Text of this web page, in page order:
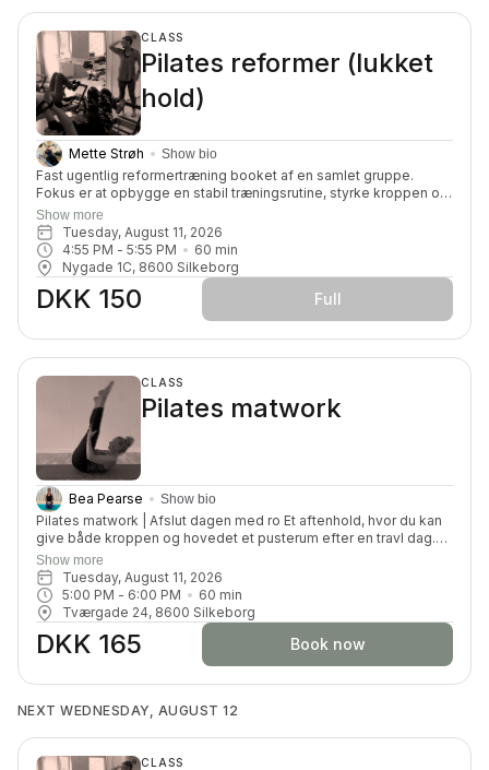
CLASS
Pilates reformer (lukket
hold)
Mette Strøh Show bio
Fast ugentlig reformertræning booket af en samlet gruppe.
Fokus er at opbygge en stabil træningsrutine, styrke kroppen og
øge smidigheden – samtidig med at vi reducerer stivhed i
kroppen og træthed i hovedet fra en travl hverdag. Et trygt og
støttende fællesskab, hvor der er plads til alle niveauer. Kunne
det være noget for dig? Kontakt Bente Tromborg for yderligere
oplysninger.
Show more
Tuesday, August 11, 2026
4:55 PM - 5:55 PM 60 min
Nygade 1C, 8600 Silkeborg
DKK 150 Full
CLASS
Pilates matwork
Bea Pearse Show bio
Pilates matwork | Afslut dagen med ro Et aftenhold, hvor du kan
give både kroppen og hovedet et pusterum efter en travl dag.
Holdet passer til alle – også hvis du er ny eller letøvet – og
fokuserer på styrke, smidighed og balance. Her handler det ikke
om at præstere, men om at gøre noget godt for dig selv og
mærke effekten i kroppen og sindet - i trygge rammer og et lille
fællesskab, inden sengetid.
Show more
Tuesday, August 11, 2026
5:00 PM - 6:00 PM 60 min
Tværgade 24, 8600 Silkeborg
DKK 165 Book now
NEXT WEDNESDAY, AUGUST 12
CLASS